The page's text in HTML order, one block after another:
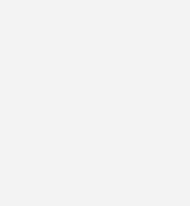
alte Holzheizungen
die Schadstoffemissionen älterer
muss gehandelt werden. Von Fall zu
der Fachagentur Nachwachsende